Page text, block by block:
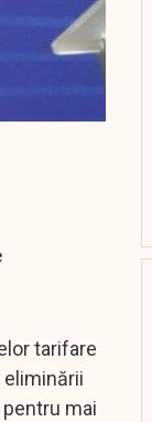
tarifare
eliminării
mai